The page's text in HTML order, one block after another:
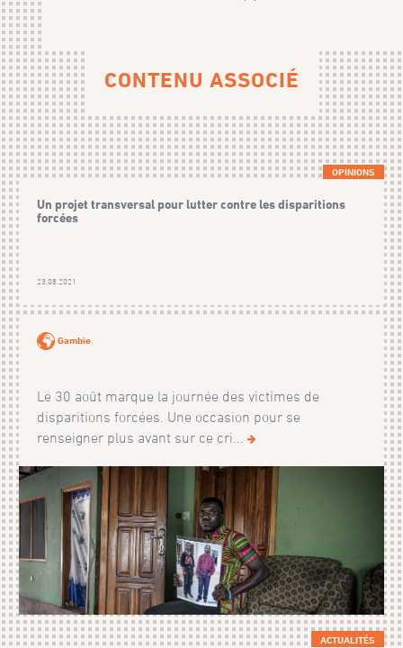
CONTENU ASSOCIÉ
OPINIONS
Un projet transversal pour lutter contre les disparitions
forcées
23.08.2021
Gambie
Le 30 août marque la journée des victimes de
disparitions forcées. Une occasion pour se
renseigner plus avant sur ce cri...
ACTUALITÉS